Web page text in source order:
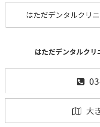
はただデンタルクリ
はただデンタルクリ
大